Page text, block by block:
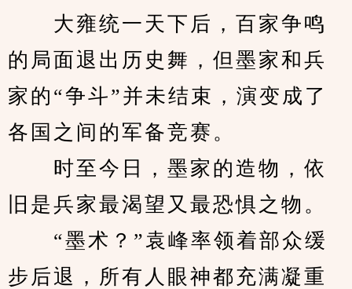
大雍统一天下后，百家争鸣
的局面退出历史舞，但墨家和兵
家的“争斗”并未结束，演变成了
各国之间的军备竞赛。
时至今日，墨家的造物，依
旧是兵家最渴望又最恐惧之物。
“墨术？”袁峰率领着部众缓
步后退，所有人眼神都充满凝重